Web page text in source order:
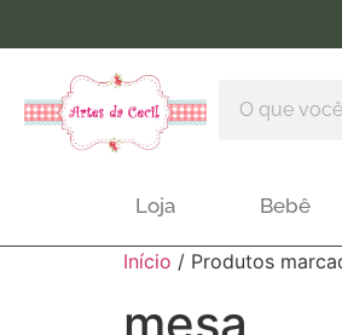
Loja Bebê
Início / Produtos